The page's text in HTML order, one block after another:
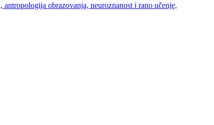
obrazovanja, neuroznanost i rano učenje,